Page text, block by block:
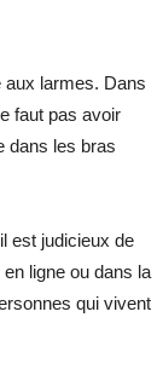
aux larmes. Dans
faut pas avoir
dans les bras
est judicieux de
ligne ou dans la
qui vivent